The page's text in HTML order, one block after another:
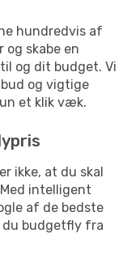
hundredvis af
og skabe en
og dit budget. Vi
og vigtige
et klik væk.
ikke, at du skal
intelligent
af de bedste
du budgetfly fra